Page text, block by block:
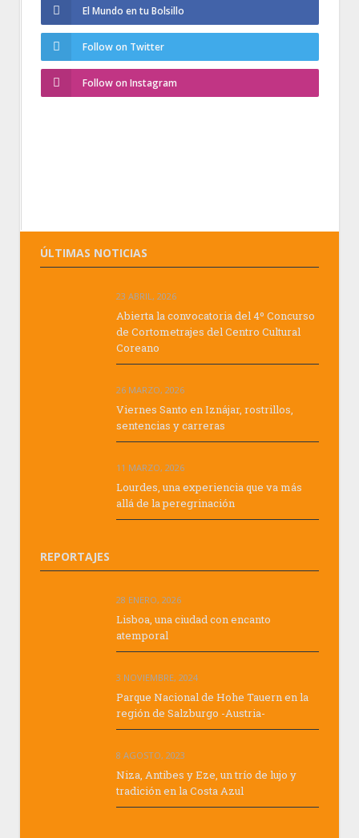
El Mundo en tu Bolsillo
Follow on Twitter
Follow on Instagram
ÚLTIMAS NOTICIAS
23 ABRIL, 2026
Abierta la convocatoria del 4º Concurso
de Cortometrajes del Centro Cultural
Coreano
26 MARZO, 2026
Viernes Santo en Iznájar, rostrillos,
sentencias y carreras
11 MARZO, 2026
Lourdes, una experiencia que va más
allá de la peregrinación
REPORTAJES
28 ENERO, 2026
Lisboa, una ciudad con encanto
atemporal
3 NOVIEMBRE, 2024
Parque Nacional de Hohe Tauern en la
región de Salzburgo -Austria-
8 AGOSTO, 2023
Niza, Antibes y Eze, un trío de lujo y
tradición en la Costa Azul